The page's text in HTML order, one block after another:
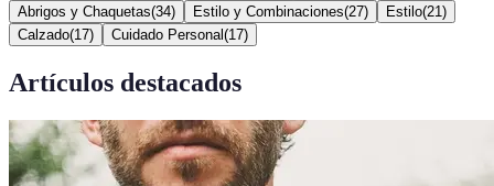
Abrigos y Chaquetas(34) Estilo y Combinaciones(27) Estilo(21 )
Calzado(17) Cuidado Personal (17)
Artículos destacados